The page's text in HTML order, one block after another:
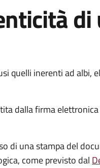
quelli inerenti ad albi,
dalla firma
di una stampa del
come previsto dal